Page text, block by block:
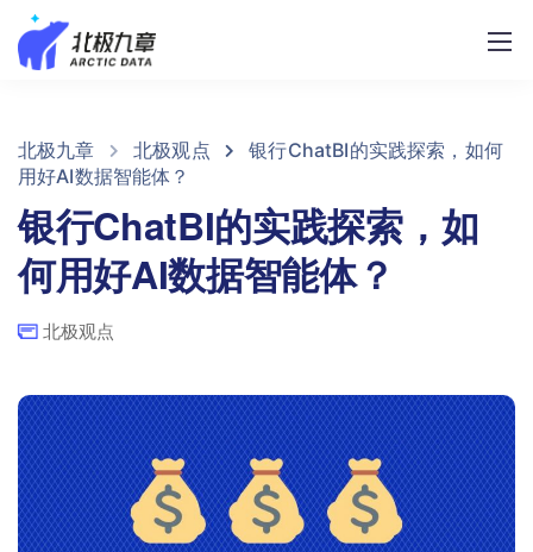
北极九章 北极观点
银行ChatBI的实践探索，如何
用好AI数据智能体？
银行ChatBI的实践探索，如
何用好AI数据智能体？
北极观点